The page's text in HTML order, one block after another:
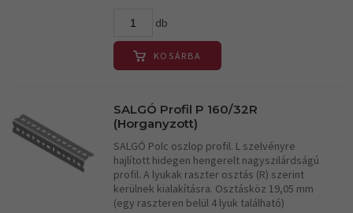
db
KOSÁRBA
SALGÓ Profil P 160/32R
(Horganyzott)
SALGÓ Polc oszlop profil. L szelvényre
hajlított hidegen hengerelt nagyszilárdságú
profil. A lyukak raszter osztás (R) szerint
kerülnek kialakításra. Osztásköz 19,05 mm
(egy raszteren belül 4 lyuk található)